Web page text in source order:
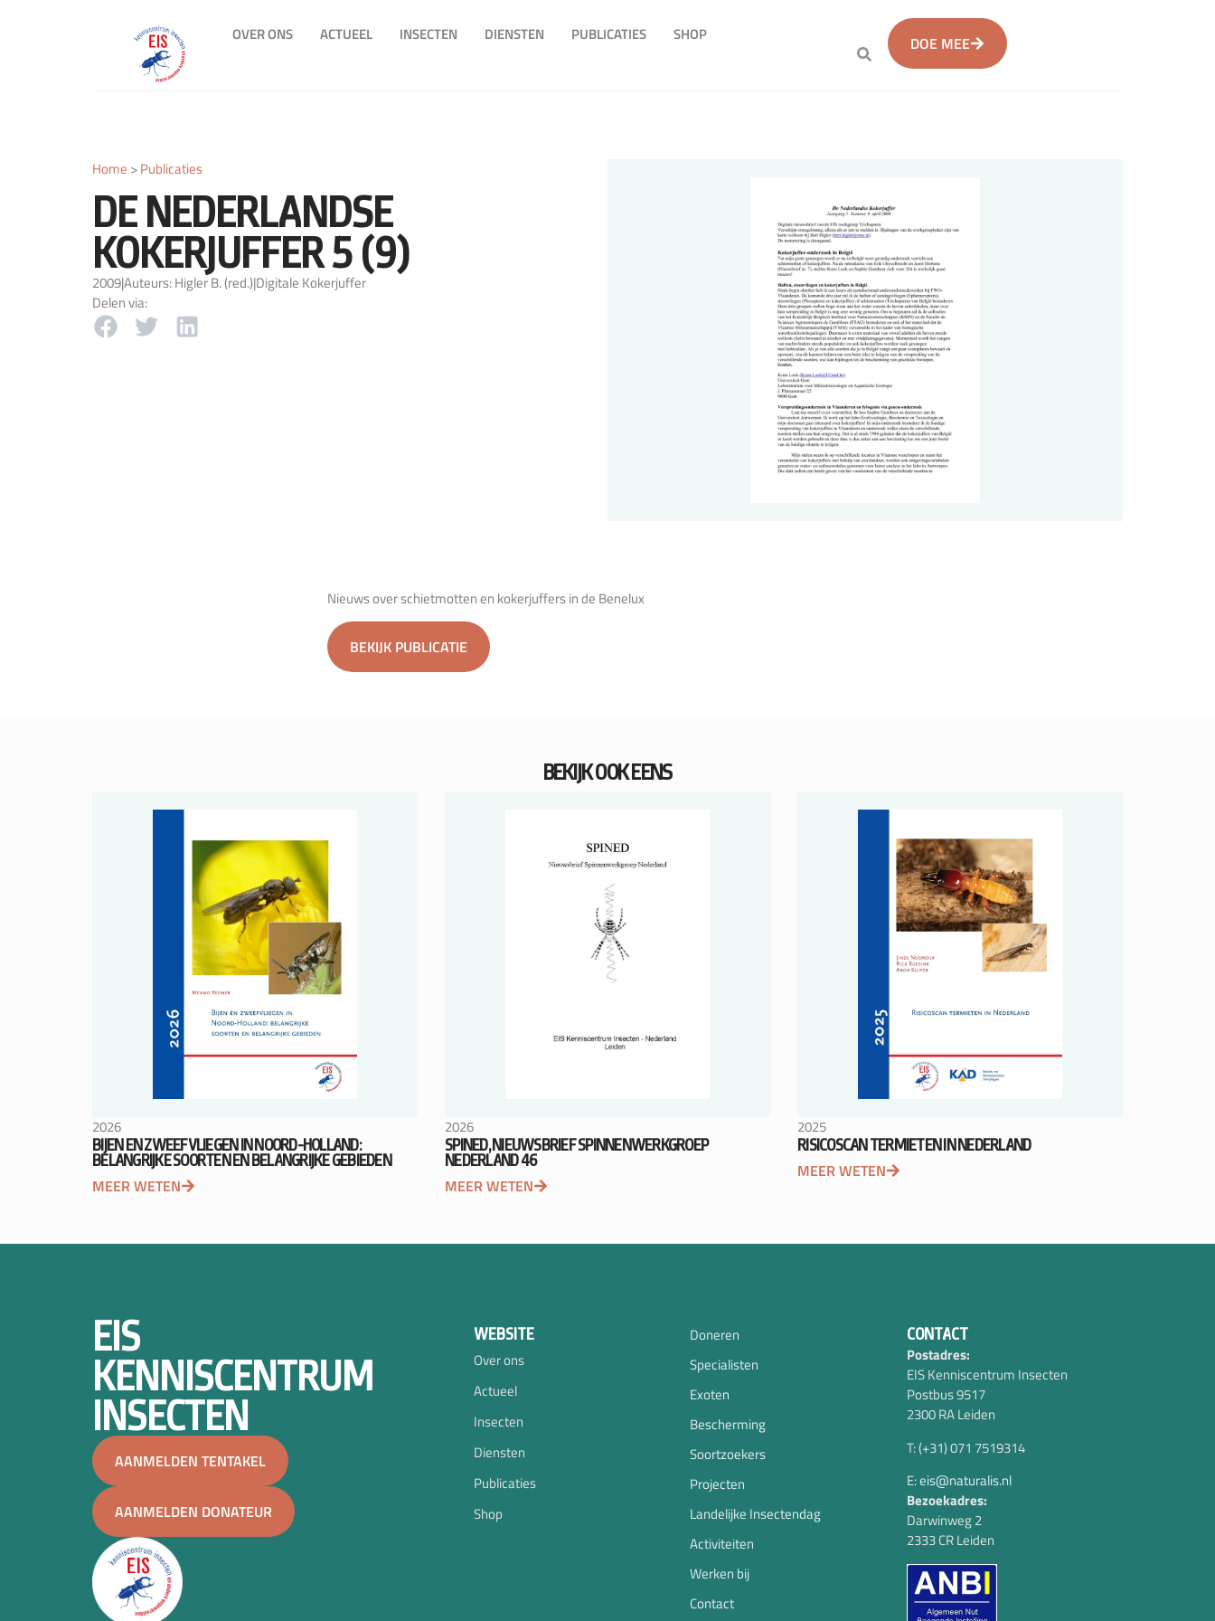
OVER ONS ACTUEEL INSECTEN DIENSTEN PUBLICATIES SHOP DOE MEE
Home >Publicaties
DE NEDERLANDSE
KOKERJUFFER 5 (9)
2009|Auteurs: Higler B. (red.)|Digitale Kokerjuffer
Delen via:
Nieuws over schietmotten en kokerjuffers in de Benelux
BEKIJK PUBLICATIE
BEKIJK OOK EENS
2026
BIJEN EN ZWEEFVLIEGEN IN NOORD-HOLLAND:
BELANGRIJKE SOORTEN EN BELANGRIJKE GEBIEDEN
MEER WETEN
2026
SPINED, NIEUWSBRIEF SPINNENWERKGROEP
NEDERLAND 46
MEER WETEN
2025
RISICOSCAN TERMIETEN IN NEDERLAND
MEER WETEN
EIS
KENNISCENTRUM
INSECTEN
AANMELDEN TENTAKEL
AANMELDEN DONATEUR
WEBSITE
Over ons
Actueel
Insecten
Diensten
Publicaties
Shop
Doneren
Specialisten
Exoten
Bescherming
Soortzoekers
Projecten
Landelijke Insectendag
Activiteiten
Werken bij
Contact
CONTACT
Postadres:
EIS Kenniscentrum Insecten
Postbus 9517
2300 RA Leiden
T: (+31) 071 7519314
E: eis@naturalis.nl
Bezoekadres:
Darwinweg 2
2333 CR Leiden